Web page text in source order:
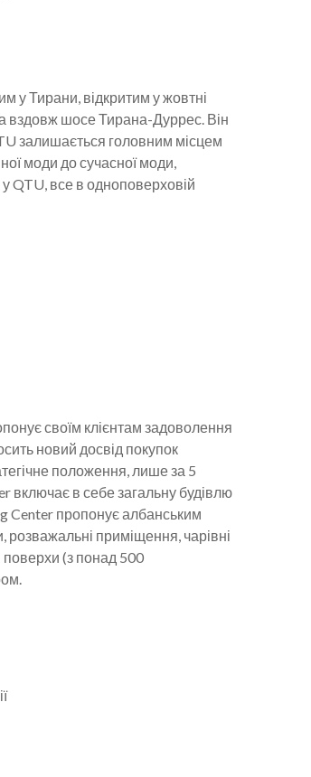
у Тирани, відкритим у жовтні
вздовж шосе Тирана-Дуррес. Він
залишається головним місцем
моди до сучасної моди,
QTU, все в одноповерховій
своїм клієнтам задоволення
новий досвід покупок
положення, лише за 5
включає в себе загальну будівлю
Center пропонує албанським
приміщення, чарівні
поверхи (з понад 500